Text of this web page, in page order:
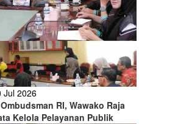
Jul 2026
RI, Wawako Raja
Kelola Pelayanan Publik